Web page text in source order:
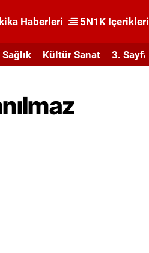
Haberleri 5N1K İçerikleri
Sağlık Kültür Sanat 3. Sayfa